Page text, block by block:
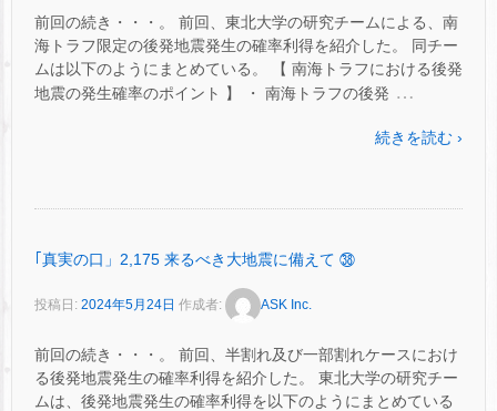
前回の続き・・・。 前回、東北大学の研究チームによる、南
海トラフ限定の後発地震発生の確率利得を紹介した。 同チー
ムは以下のようにまとめている。 【 南海トラフにおける後発
地震の発生確率のポイント 】 ・ 南海トラフの後発 …
続きを読む ›
｢真実の口」2,175 来るべき大地震に備えて ㊳
投稿日: 2024年5月24日 作成者: ASK Inc.
前回の続き・・・。 前回、半割れ及び一部割れケースにおけ
る後発地震発生の確率利得を紹介した。 東北大学の研究チー
ムは、後発地震発生の確率利得を以下のようにまとめている